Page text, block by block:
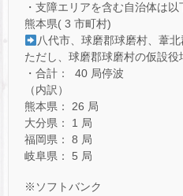
・支障エリアを含む自治体は以
熊本県( 3 市町村)
八代市、球磨郡球磨村、葦
ただし、球磨郡球磨村の仮設
・合計： 40 局停波
（内訳）
熊本県： 26 局
大分県： 1 局
福岡県： 8 局
岐阜県： 5 局
※ソフトバンク